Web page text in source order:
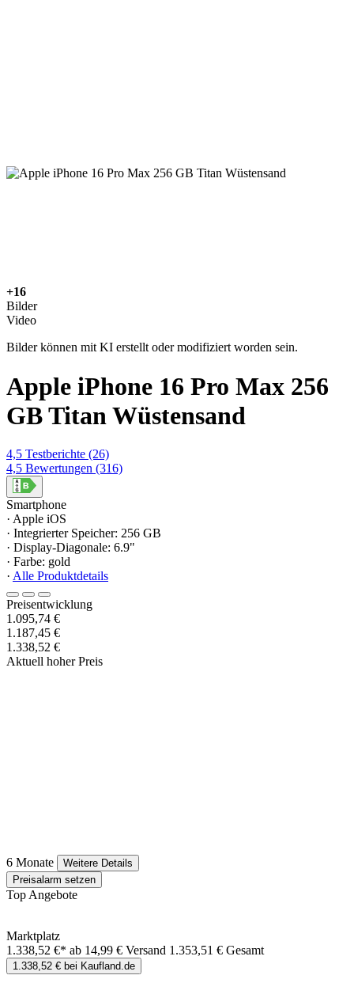
+16
Bilder
Video
Bilder können mit KI erstellt oder modifiziert worden sein.
Apple iPhone 16 Pro Max 256
GB Titan Wüstensand
4,5 Testberichte (26)
4,5 Bewertungen (316)
Smartphone
· Apple iOS
· Integrierter Speicher: 256 GB
· Display-Diagonale: 6.9"
· Farbe: gold
· Alle Produktdetails
Preisentwicklung
1.095,74 €
1.187,45 €
1.338,52 €
Aktuell hoher Preis
6 Monate
Weitere Details
Preisalarm setzen
Top Angebote
Marktplatz
1.338,52 €* ab 14,99 € Versand 1.353,51 € Gesamt
1.338,52 € bei Kaufland.de